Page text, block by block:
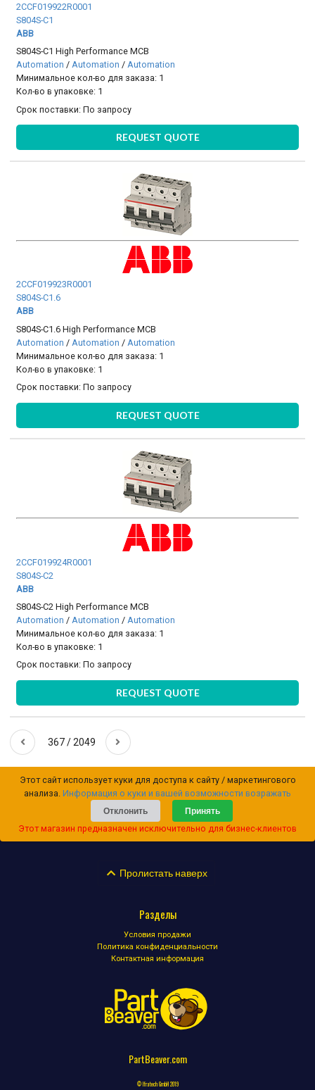
2CCF019922R0001
S804S-C1
ABB
S804S-C1 High Performance MCB
Automation /Automation /Automation
Минимальное кол-во для заказа: 1
Кол-во в упаковке: 1
Срок поставки:По запросу
REQUEST QUOTE
2CCF019923R0001
S804S-C1.6
ABB
S804S-C1.6 High Performance MCB
Automation / Automation / Automation
Минимальное кол-во для заказа: 1
Кол-во в упаковке: 1
Срок поставки:По запросу
REQUEST QUOTE
2CCF019924R0001
S804S-C2
ABB
S804S-C2 High Performance MCB
Automation /Automation /Automation
Минимальное кол-во для заказа: 1
Кол-во в упаковке: 1
Срок поставки:По запросу
REQUEST QUOTE
367 / 2049
Этот сайт использует куки для доступа к сайту / маркетингового
анализа. Информация о куки и вашей возможности возражать
Отклонить
Принять
Этот магазин предназначен исключительно для бизнес-клиентов
Пролистать наверх
Разделы
Условия продажи
Политика конфиденциальности
Контактная информация
PartBeaver.com
© Ifratech GmbH 2019